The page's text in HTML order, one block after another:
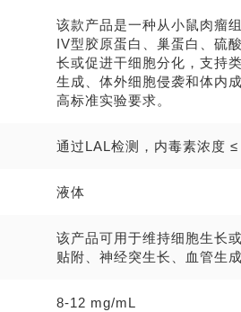
该款产品是一种从小鼠肉瘤
IV型胶原蛋白、巢蛋白、硫
长或促进干细胞分化，支持
生成、体外细胞侵袭和体内
高标准实验要求。
通过LAL检测，内毒素浓度
液体
该产品可用于维持细胞生长
贴附、神经突生长、血管生
8-12 mg/mL